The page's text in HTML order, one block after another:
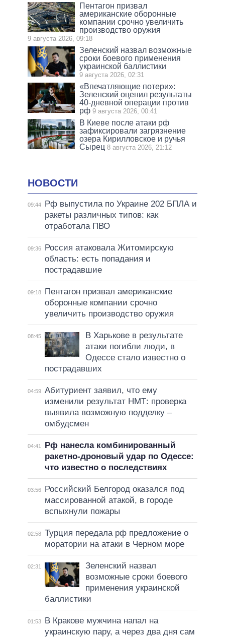
Пентагон призвал
американские оборонные
компании срочно увеличить
производство оружия
9 августа 2026, 09:18
Зеленский назвал возможные
сроки боевого применения
украинской баллистики
9 августа 2026, 02:31
«Впечатляющие потери»:
Зеленский оценил результаты
40-дневной операции против
рф 9 августа 2026, 00:41
В Киеве после атаки рф
зафиксировали загрязнение
озера Кирилловское и ручья
Сырец 8 августа 2026, 21:12
НОВОСТИ
09:44
Рф выпустила по Украине 202 БПЛА и
ракеты различных типов: как
отработала ПВО
09:36
Россия атаковала Житомирскую
область: есть попадания и
пострадавшие
09:18
Пентагон призвал американские
оборонные компании срочно
увеличить производство оружия
08:45
В Харькове в результате
атаки погибли люди, в
Одессе стало известно о
пострадавших
04:59 Абитуриент заявил, что ему
изменили результат НМТ: проверка
выявила возможную подделку –
омбудсмен
04:41
Рф нанесла комбинированный
ракетно-дроновый удар по Одессе:
что известно о последствиях
03:56
Российский Белгород оказался под
массированной атакой, в городе
вспыхнули пожары
02:58 Турция передала рф предложение о
моратории на атаки в Черном море
02:31
Зеленский назвал
возможные сроки боевого
применения украинской
баллистики
01:53
В Кракове мужчина напал на
украинскую пару, а через два дня сам